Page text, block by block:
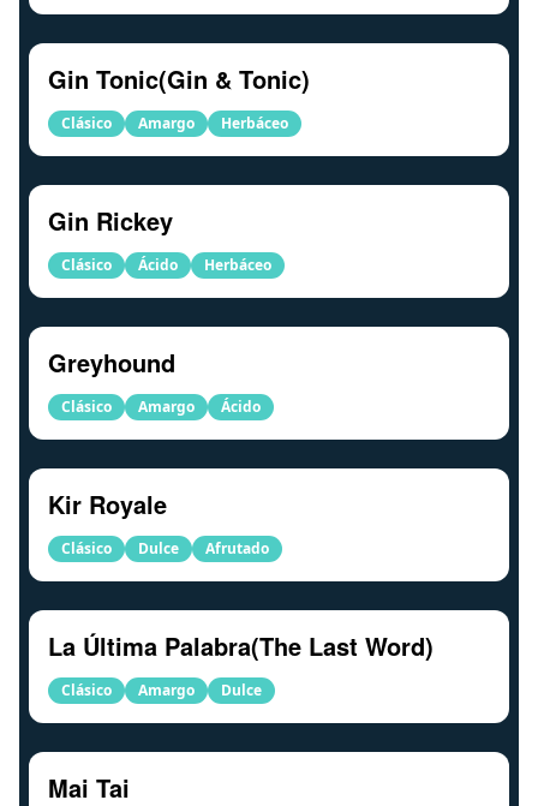
Gin Tonic(Gin & Tonic)
Clásico Amargo Herbáceo
Gin Rickey
Clásico Ácido Herbáceo
Greyhound
Clásico Amargo Ácido
Kir Royale
Clásico Dulce Afrutado
La Última Palabra(The Last Word)
Clásico Amargo Dulce
Mai Tai